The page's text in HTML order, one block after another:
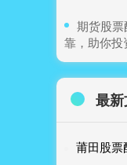
期货股
靠，助你投
最
莆田股票